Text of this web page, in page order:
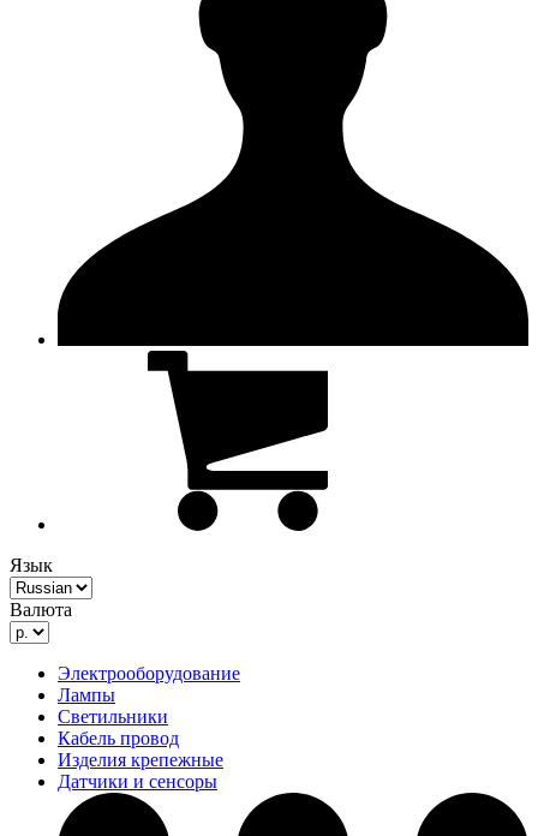
Язык
Валюта
Электрооборудование
Лампы
Светильники
Кабель провод
Изделия крепежные
Датчики и сенсоры